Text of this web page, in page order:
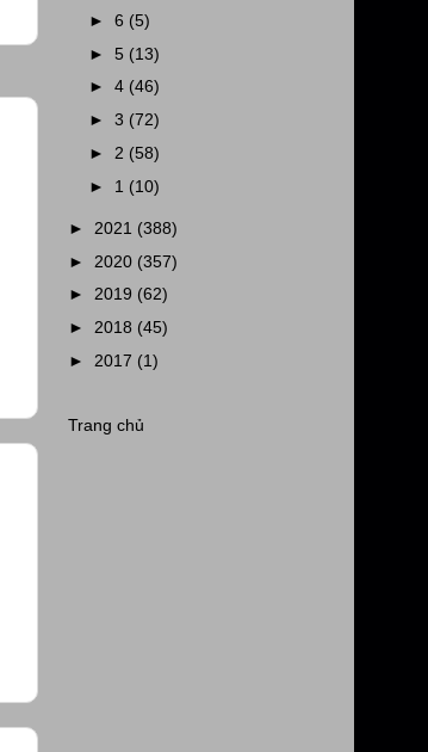
►6 (5)
►5 (13)
►4 (46)
►3 (72)
► 2 (58)
► 1 (10)
► 2021 (388)
► 2020 (357)
► 2019 (62)
► 2018 (45)
► 2017 (1)
Trang chủ